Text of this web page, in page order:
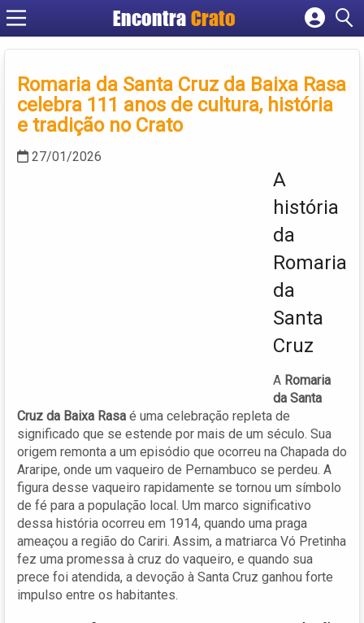
Encontra Crato
Cadastrar empresa
Criar conta
Romaria da Santa Cruz da Baixa Rasa
celebra 111 anos de cultura, história
e tradição no Crato
27/01/2026
A
história
da
Romaria
da
Santa
Cruz
A Romaria
da Santa
Cruz da Baixa Rasa é uma celebração repleta de
significado que se estende por mais de um século. Sua
origem remonta a um episódio que ocorreu na Chapada do
Araripe, onde um vaqueiro de Pernambuco se perdeu. A
figura desse vaqueiro rapidamente se tornou um símbolo
de fé para a população local. Um marco significativo
dessa história ocorreu em 1914, quando uma praga
ameaçou a região do Cariri. Assim, a matriarca Vó Pretinha
fez uma promessa à cruz do vaqueiro, e quando sua
prece foi atendida, a devoção à Santa Cruz ganhou forte
impulso entre os habitantes.